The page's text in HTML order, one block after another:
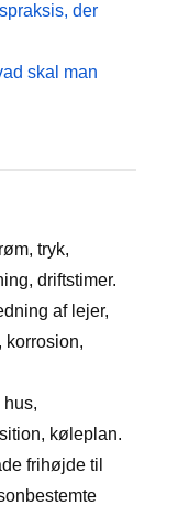
der
skal man
tryk,
driftstimer.
af lejer,
korrosion,
hus,
køleplan.
frihøjde til